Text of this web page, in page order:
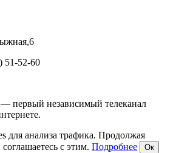
51-52-60
первый независимый телеканал
для анализа трафика. Продолжая
с этим. Подробнее Ок